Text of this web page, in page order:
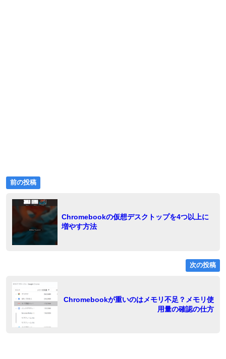
投
稿
ビ
ゲ
シ
ョ
ン
前の投稿
の
投
稿:
Chromebookの仮想デスクトップを4つ以上に
増やす方法
次の投稿
Chromebookが重いのはメモリ不足？メモリ使
用量の確認の仕方